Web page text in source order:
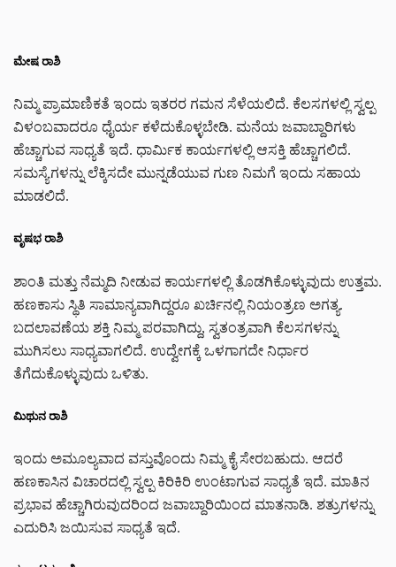
ಮೇಷ ರಾಶಿ
ನಿಮ್ಮ ಪ್ರಾಮಾಣಿಕತೆ ಇಂದು ಇತರರ ಗಮನ ಸೆಳೆಯಲಿದೆ. ಕೆಲಸಗಳಲ್ಲಿ ಸ್ವಲ್ಪ
ವಿಳಂಬವಾದರೂ ಧೈರ್ಯ ಕಳೆದುಕೊಳ್ಳಬೇಡಿ. ಮನೆಯ ಜವಾಬ್ದಾರಿಗಳು
ಹೆಚ್ಚಾಗುವ ಸಾಧ್ಯತೆ ಇದೆ. ಧಾರ್ಮಿಕ ಕಾರ್ಯಗಳಲ್ಲಿ ಆಸಕ್ತಿ ಹೆಚ್ಚಾಗಲಿದೆ.
ಸಮಸ್ಯೆಗಳನ್ನು ಲೆಕ್ಕಿಸದೇ ಮುನ್ನಡೆಯುವ ಗುಣ ನಿಮಗೆ ಇಂದು ಸಹಾಯ
ಮಾಡಲಿದೆ.
ವೃಷಭ ರಾಶಿ
ಶಾಂತಿ ಮತ್ತು ನೆಮ್ಮದಿ ನೀಡುವ ಕಾರ್ಯಗಳಲ್ಲಿ ತೊಡಗಿಕೊಳ್ಳುವುದು ಉತ್ತಮ.
ಹಣಕಾಸು ಸ್ಥಿತಿ ಸಾಮಾನ್ಯವಾಗಿದ್ದರೂ ಖರ್ಚಿನಲ್ಲಿ ನಿಯಂತ್ರಣ ಅಗತ್ಯ.
ಬದಲಾವಣೆಯ ಶಕ್ತಿ ನಿಮ್ಮ ಪರವಾಗಿದ್ದು, ಸ್ವತಂತ್ರವಾಗಿ ಕೆಲಸಗಳನ್ನು
ಮುಗಿಸಲು ಸಾಧ್ಯವಾಗಲಿದೆ. ಉದ್ವೇಗಕ್ಕೆ ಒಳಗಾಗದೇ ನಿರ್ಧಾರ
ತೆಗೆದುಕೊಳ್ಳುವುದು ಒಳಿತು.
ಮಿಥುನ ರಾಶಿ
ಇಂದು ಅಮೂಲ್ಯವಾದ ವಸ್ತುವೊಂದು ನಿಮ್ಮ ಕೈ ಸೇರಬಹುದು. ಆದರೆ
ಹಣಕಾಸಿನ ವಿಚಾರದಲ್ಲಿ ಸ್ವಲ್ಪ ಕಿರಿಕಿರಿ ಉಂಟಾಗುವ ಸಾಧ್ಯತೆ ಇದೆ. ಮಾತಿನ
ಪ್ರಭಾವ ಹೆಚ್ಚಾಗಿರುವುದರಿಂದ ಜವಾಬ್ದಾರಿಯಿಂದ ಮಾತನಾಡಿ. ಶತ್ರುಗಳನ್ನು
ಎದುರಿಸಿ ಜಯಿಸುವ ಸಾಧ್ಯತೆ ಇದೆ.